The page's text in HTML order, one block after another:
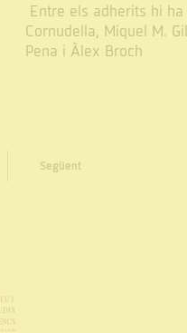
Entre els adherits hi ha
Cornudella, Miquel M.
Pena i Àlex Broch
Següent